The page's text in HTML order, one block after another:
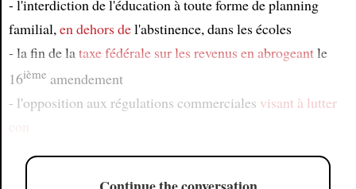
- l'interdiction de l'éducation à toute forme de planning
familial,en dehors del'abstinence, dans les écoles
- la fin de lataxe fédérale sur les revenus en abrogeantle
16ième amendement
- l'opposition aux régulations commerciales visant à lutter
con